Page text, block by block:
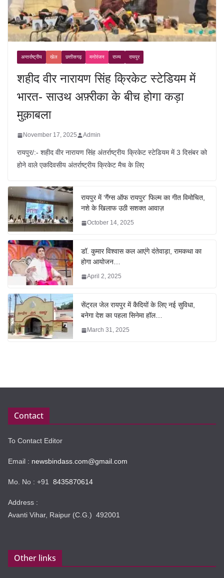
अन्तर्राष्ट्रीय खेल छत्तीसगढ़ मनोरंजन राज्य रायपुर
शहीद वीर नारायण सिंह क्रिकेट स्टेडियम में
भारत- साउथ अफ़्रीका के बीच होगा कड़ा
मुक़ाबला
November 17, 2025 Admin
रायपुर/:- शहीद वीर नारायण सिंह अंतर्राष्ट्रीय क्रिकेट स्टेडियम में 3 दिसंबर को
होने वाले एकदिवसीय अंतर्राष्ट्रीय क्रिकेट मैच के लिए
रायपुर में ‘गैंग्स ऑफ रायपुर’ फिल्म का गीत विमोचित,
नशे के खिलाफ उठी सशक्त आवाज़
October 14, 2025
डॉ. कुमार विश्वास कल आएंगे दंतेवाड़ा, रामकथा का
होगा आयोजन…
April 2, 2025
सेंट्रल जेल रायपुर में कैदियों के लिए नई सुविधा,
बनेगा देश का पहला सिनेमा हॉल…
March 31, 2025
Contact
To Contact Editor
Email : newsbindass.com@gmail.com
Mo. No : +91 8435870614
Address :
Avanti Vihar, Raipur (C.G.) 492001
Other links